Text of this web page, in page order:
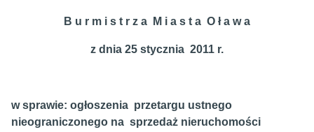
B u r m i s t r z a M i a s t a O ł a w a
z dnia 25 stycznia 2011 r.
w sprawie: ogłoszenia przetargu ustnego
nieograniczonego na sprzedaż nieruchomości